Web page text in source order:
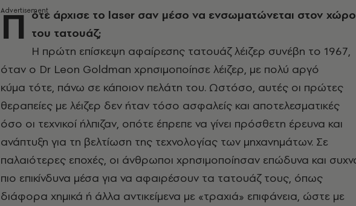
Π ότε άρχισε το laser σαν μέσο να ενσωματώνεται στον χώρο
του τατουάζ;
Η πρώτη επίσκεψη αφαίρεσης τατουάζ λέιζερ συνέβη το 1967,
όταν ο Dr Leon Goldman χρησιμοποίησε λέιζερ, με πολύ αργό
κύμα τότε, πάνω σε κάποιον πελάτη του. Ωστόσο, αυτές οι πρώτες
θεραπείες με λέιζερ δεν ήταν τόσο ασφαλείς και αποτελεσματικές
όσο οι τεχνικοί ήλπιζαν, οπότε έπρεπε να γίνει πρόσθετη έρευνα και
ανάπτυξη για τη βελτίωση της τεχνολογίας των μηχανημάτων. Σε
παλαιότερες εποχές, οι άνθρωποι χρησιμοποίησαν επώδυνα και
πιο επικίνδυνα μέσα για να αφαιρέσουν τα τατουάζ τους, όπως
διάφορα χημικά ή άλλα αντικείμενα με «τραχιά» επιφάνεια, ώστε με